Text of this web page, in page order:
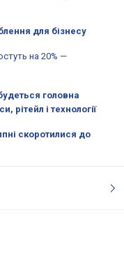
для бізнесу
на 20% —
головна
рітейл і технології
скоротилися до